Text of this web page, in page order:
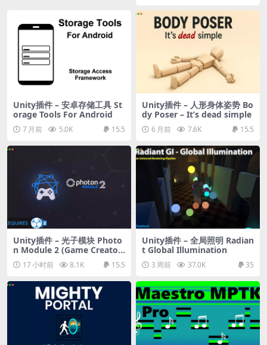
Unity插件 – 安卓存储工具 St
orage Tools For Android
7 月前 5.0K 15.5
Unity插件 – 人形身体姿势 Bo
dy Poser – It’s dead simple
6 月前 7.6K 15.5
Unity插件 – 光子模块 Photo
n Module 2 (Game Creator
2) 17 小时前 8.1K 15.5
Unity插件 – 全局照明 Radian
t Global Illumination
3 周前 37.0K 35